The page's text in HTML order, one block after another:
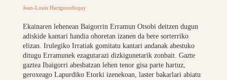
Jean-Louis Harignordoquy
Ekainaren lehenean Baigorrin Erramun Otsobi deitzen dugun
adiskide kantari handia ohoretan izanen da bere sorterriko
elizan. Irulegiko Irratiak gomitatu kantari andanak abestuko
ditugu Erramunek ezagutarazi dizkigunetarik zonbait. Gazte
gaztea Ibaigorri abesbatzan lehen tenor gisa parte hartuz,
geroxeago Lapurdiko Etorki izenekoan, laster bakarlari abiatu